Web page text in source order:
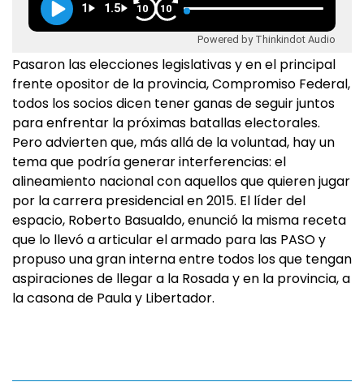
1 1.5 10 10
Powered by Thinkindot Audio
Pasaron las elecciones legislativas y en el principal
frente opositor de la provincia, Compromiso Federal,
todos los socios dicen tener ganas de seguir juntos
para enfrentar la próximas batallas electorales.
Pero advierten que, más allá de la voluntad, hay un
tema que podría generar interferencias: el
alineamiento nacional con aquellos que quieren jugar
por la carrera presidencial en 2015. El líder del
espacio, Roberto Basualdo, enunció la misma receta
que lo llevó a articular el armado para las PASO y
propuso una gran interna entre todos los que tengan
aspiraciones de llegar a la Rosada y en la provincia, a
la casona de Paula y Libertador.